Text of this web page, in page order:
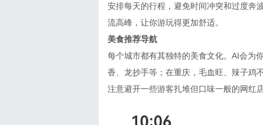
安排每天的行程，避免时间冲突和过度奔
流高峰，让你游玩得更加舒适。
美食推荐导航
每个城市都有其独特的美食文化。 AI会为
香、龙抄手等；在重庆，毛血旺、辣子鸡
注意避开一些游客扎堆但口味一般的网红